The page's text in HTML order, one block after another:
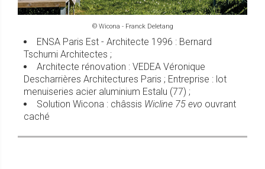
© Wicona - Franck Deletang
ENSA Paris Est - Architecte 1996 : Bernard
Tschumi Architectes ;
Architecte rénovation : VEDEA Véronique
Descharrières Architectures Paris ; Entreprise : lot
menuiseries acier aluminium Estalu (77) ;
Solution Wicona : châssis Wicline 75 evo ouvrant
caché